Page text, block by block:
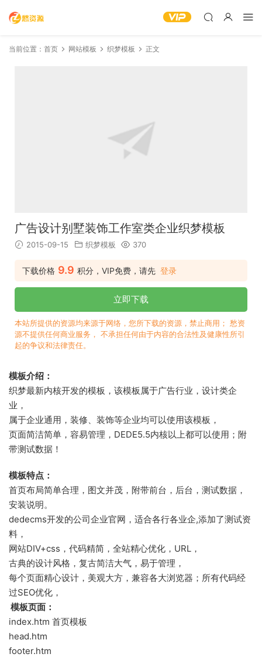
当前位置： 首页 网站模板 织梦模板 正文
广告设计别墅装饰工作室类企业织梦模板
2015-09-15 织梦模板 370
下载价格 9.9 积分，VIP免费，请先 登录
立即下载
本站所提供的资源均来源于网络，您所下载的资源，禁止商用； 愁资
源不提供任何商业服务， 不承担任何由于内容的合法性及健康性所引
起的争议和法律责任。
模板介绍：
织梦最新内核开发的模板，该模板属于广告行业，设计类企
业，
属于企业通用，装修、装饰等企业均可以使用该模板，
页面简洁简单，容易管理，DEDE5.5内核以上都可以使用；附
带测试数据！
模板特点：
首页布局简单合理，图文并茂，附带前台，后台，测试数据，
安装说明。
dedecms开发的公司企业官网，适合各行各业企,添加了测试资
料，
网站DIV+css，代码精简，全站精心优化，URL，
古典的设计风格，复古简洁大气，易于管理，
每个页面精心设计，美观大方，兼容各大浏览器；所有代码经
过SEO优化，
模板页面：
index.htm 首页模板
head.htm
footer.htm